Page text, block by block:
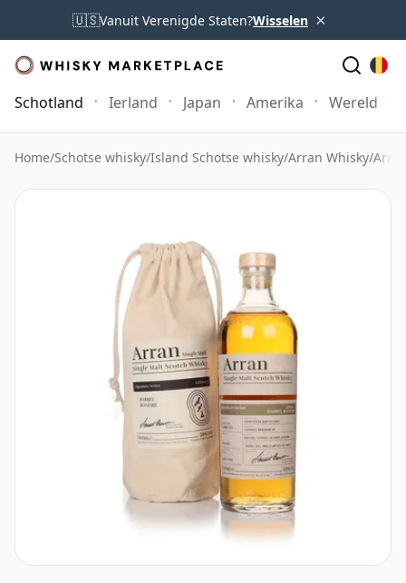
🇺🇸Vanuit Verenigde Staten?Wisselen ×
Schotland Ierland Japan Amerika Wereld
Home/Schotse whisky/Island Schotse whisky/Arran Whisky/